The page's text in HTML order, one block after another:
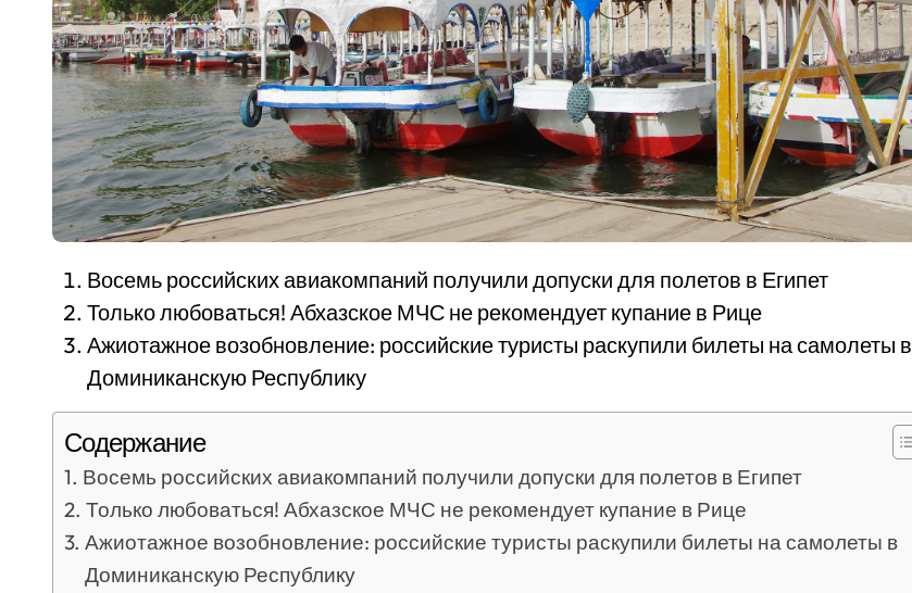
Восемь российских авиакомпаний получили допуски для полетов в Египет
Только любоваться! Абхазское МЧС не рекомендует купание в Рице
Ажиотажное возобновление: российские туристы раскупили билеты на самолеты в
Доминиканскую Республику
Содержание
Восемь российских авиакомпаний получили допуски для полетов в Египет
Только любоваться! Абхазское МЧС не рекомендует купание в Рице
Ажиотажное возобновление: российские туристы раскупили билеты на самолеты в
Доминиканскую Республику